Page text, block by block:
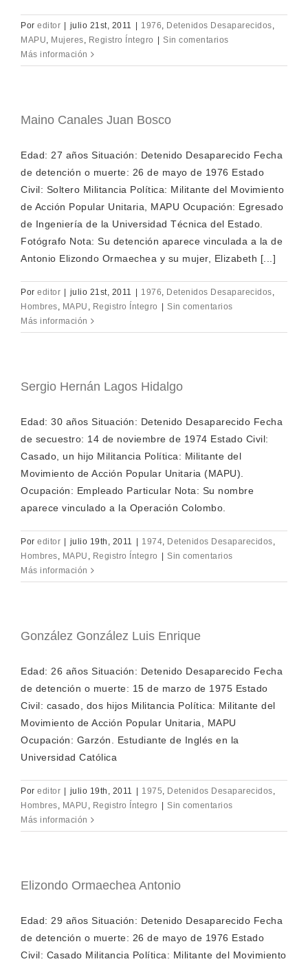
Por editor julio 21st, 2011 1976, Detenidos Desaparecidos,
MAPU, Mujeres, Registro Íntegro
Sin comentarios
Más información
Maino Canales Juan Bosco
Edad: 27 años Situación: Detenido Desaparecido Fecha
de detención o muerte: 26 de mayo de 1976 Estado
Civil: Soltero Militancia Política: Militante del Movimiento
de Acción Popular Unitaria, MAPU Ocupación: Egresado
de Ingeniería de la Universidad Técnica del Estado.
Fotógrafo Nota: Su detención aparece vinculada a la de
Antonio Elizondo Ormaechea y su mujer, Elizabeth [...]
Por editor julio 21st, 2011 1976, Detenidos Desaparecidos,
Hombres, MAPU , Registro Íntegro
Sin comentarios
Más información
Sergio Hernán Lagos Hidalgo
Edad: 30 años Situación: Detenido Desaparecido Fecha
de secuestro: 14 de noviembre de 1974 Estado Civil:
Casado, un hijo Militancia Política: Militante del
Movimiento de Acción Popular Unitaria (MAPU).
Ocupación: Empleado Particular Nota: Su nombre
aparece vinculado a la Operación Colombo.
Por editor julio 19th, 2011 1974, Detenidos Desaparecidos,
Hombres, MAPU , Registro Íntegro
Sin comentarios
Más información
González González Luis Enrique
Edad: 26 años Situación: Detenido Desaparecido Fecha
de detención o muerte: 15 de marzo de 1975 Estado
Civil: casado, dos hijos Militancia Política: Militante del
Movimiento de Acción Popular Unitaria, MAPU
Ocupación: Garzón. Estudiante de Inglés en la
Universidad Católica
Por editor julio 19th, 2011 1975, Detenidos Desaparecidos,
Hombres, MAPU , Registro Íntegro
Sin comentarios
Más información
Elizondo Ormaechea Antonio
Edad: 29 años Situación: Detenido Desaparecido Fecha
de detención o muerte: 26 de mayo de 1976 Estado
Civil: Casado Militancia Política: Militante del Movimiento